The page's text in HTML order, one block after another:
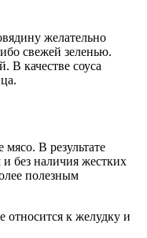
желательно
свежей зеленью.
В качестве соуса
В результате
без наличия жестких
полезным
относится к желудку и